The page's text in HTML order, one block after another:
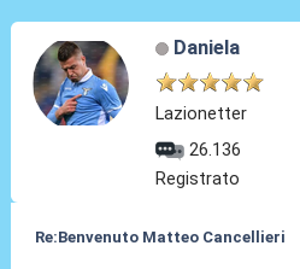
Daniela
Lazionetter
26.136
Registrato
Re:Benvenuto Matteo Cancellieri